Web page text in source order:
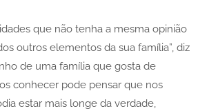
que não tenha a mesma opinião
outros elementos da sua família”, diz
de uma família que gosta de
conhecer pode pensar que nos
estar mais longe da verdade,